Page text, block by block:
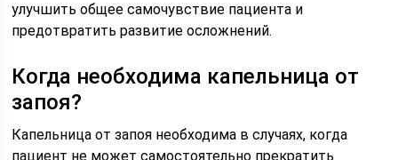
улучшить общее самочувствие пациента и
предотвратить развитие осложнений.
Когда необходима капельница от
запоя?
Капельница от запоя необходима в случаях, когда
пациент не может самостоятельно прекратить